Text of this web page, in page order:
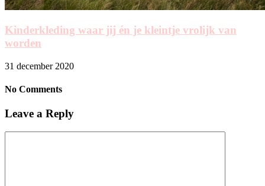
Kinderkleding waar jij én je kleintje vrolijk van
worden
31 december 2020
No Comments
Leave a Reply